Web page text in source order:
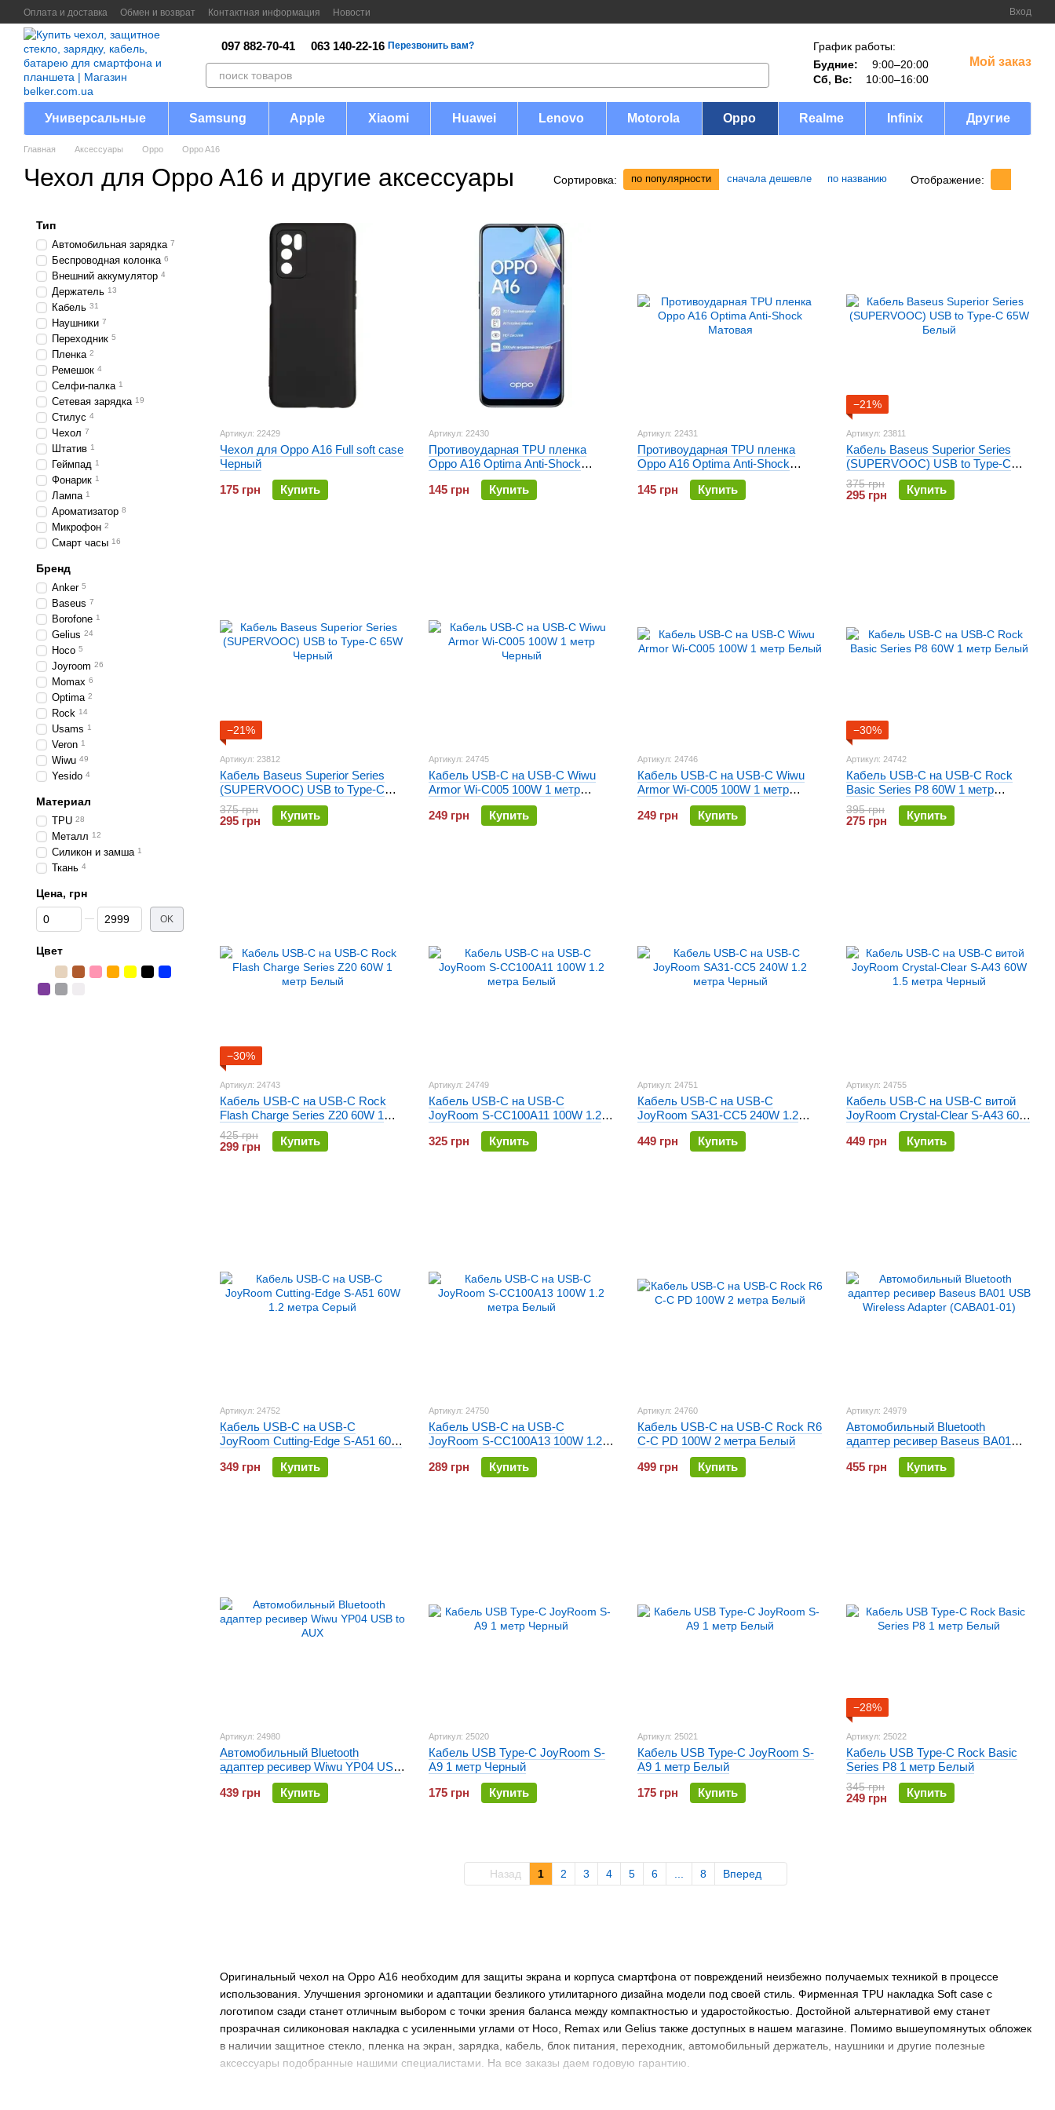
Перейти к основному контенту
Оплата и доставка Обмен и возврат Контактная информация Новости Вход
097 882-70-41 063 140-22-16 Перезвонить вам?
График работы:
Будние:
9:00–20:00
Сб, Вс:
10:00–16:00
Мой заказ
Универсальные Samsung Apple Xiaomi Huawei Lenovo Motorola Oppo Realme Infinix Другие
Главная Аксессуары Oppo Oppo A16
Чехол для Oppo A16 и другие аксессуары Сортировка: по популярности сначала дешевле по названию Отображение:
Оригинальный чехол на Орро А16 необходим для защиты экрана и корпуса смартфона от повреждений неизбежно получаемых техникой в процессе
использования. Улучшения эргономики и адаптации безликого утилитарного дизайна модели под своей стиль. Фирменная TPU накладка Soft case с
логотипом сзади станет отличным выбором с точки зрения баланса между компактностью и ударостойкостью. Достойной альтернативой ему станет
прозрачная силиконовая накладка с усиленными углами от Hoco, Remax или Gelius также доступных в нашем магазине. Помимо вышеупомянутых обложек
в наличии защитное стекло, пленка на экран, зарядка, кабель, блок питания, переходник, автомобильный держатель, наушники и другие полезные
аксессуары подобранные нашими специалистами. На все заказы даем годовую гарантию.
Артикул: 22429
Чехол для Oppo A16 Full soft case
Черный
175 грн
Купить
Артикул: 22430
Противоударная TPU пленка
Oppo A16 Optima Anti-Shock
Глянцевая
145 грн
Купить
Артикул: 22431
Противоударная TPU пленка
Oppo A16 Optima Anti-Shock
145 грн
Купить
−21%
Артикул: 23811
Кабель Baseus Superior Series
(SUPERVOOC) USB to Type-C
65W Белый
375 грн
295 грн Купить
−21%
Артикул: 23812
Кабель Baseus Superior Series
(SUPERVOOC) USB to Type-C
65W Черный
375 грн
295 грн Купить
Артикул: 24745
Кабель USB-C на USB-C Wiwu
Armor Wi-C005 100W 1 метр
249 грн
Купить
Артикул: 24746
Кабель USB-C на USB-C Wiwu
Armor Wi-C005 100W 1 метр
249 грн
Купить
−30%
Артикул: 24742
Кабель USB-C на USB-C Rock
Basic Series P8 60W 1 метр
Белый
395 грн
275 грн Купить
−30%
Артикул: 24743
Кабель USB-C на USB-C Rock
Flash Charge Series Z20 60W 1
метр Белый
425 грн
299 грн Купить
Артикул: 24749
Кабель USB-C на USB-C
JoyRoom S-CC100A11 100W 1.2
метра Белый
325 грн
Купить
Артикул: 24751
Кабель USB-C на USB-C
JoyRoom SA31-CC5 240W 1.2
метра Черный
449 грн
Купить
Артикул: 24755
Кабель USB-C на USB-C витой
JoyRoom Crystal-Clear S-A43 60W
1.5 метра Черный
449 грн
Купить
Артикул: 24752
Кабель USB-C на USB-C
JoyRoom Cutting-Edge S-A51 60W
1.2 метра Серый
349 грн
Купить
Артикул: 24750
Кабель USB-C на USB-C
JoyRoom S-CC100A13 100W 1.2
метра Белый
289 грн
Купить
Артикул: 24760
Кабель USB-C на USB-C Rock R6
C-C PD 100W 2 метра Белый
499 грн
Купить
Артикул: 24979
Автомобильный Bluetooth
адаптер ресивер Baseus BA01
USB Wireless Adapter (CABA01-
01)
455 грн Купить
Артикул: 24980
Автомобильный Bluetooth
адаптер ресивер Wiwu YP04 USB
439 грн
Купить
Артикул: 25020
Кабель USB Type-C JoyRoom S-
A9 1 метр Черный
175 грн
Купить
Артикул: 25021
Кабель USB Type-C JoyRoom S-
A9 1 метр Белый
175 грн
Купить
−28%
Артикул: 25022
Кабель USB Type-C Rock Basic
Series P8 1 метр Белый
345 грн
249 грн Купить
Назад 1 2 3 4 5 6 8 Вперед
Тип
Автомобильная зарядка 7
Беспроводная колонка 6
Внешний аккумулятор 4
Держатель 13
Кабель 31
Наушники 7
Переходник 5
Пленка 2
Ремешок 4
Селфи-палка 1
Сетевая зарядка 19
Стилус 4
Чехол 7
Штатив 1
Геймпад 1
Фонарик 1
Лампа 1
Ароматизатор 8
Микрофон 2
Смарт часы 16
Бренд
Anker 5
Baseus 7
Borofone 1
Gelius 24
Hoco 5
Joyroom 26
Momax 6
Optima 2
Rock 14
Usams 1
Veron 1
Wiwu 49
Yesido 4
Материал
TPU 28
Металл 12
Силикон и замша 1
Ткань 4
Цена, грн
От Цена, грн
До Цена, грн OK
Цвет